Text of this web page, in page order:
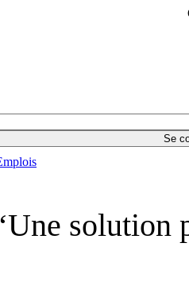
Se
solution